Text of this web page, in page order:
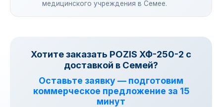
медицинского учреждения в Семее.
Хотите заказать POZIS ХФ-250-2 с
доставкой в Семей?
Оставьте заявку — подготовим
коммерческое предложение за 15
минут